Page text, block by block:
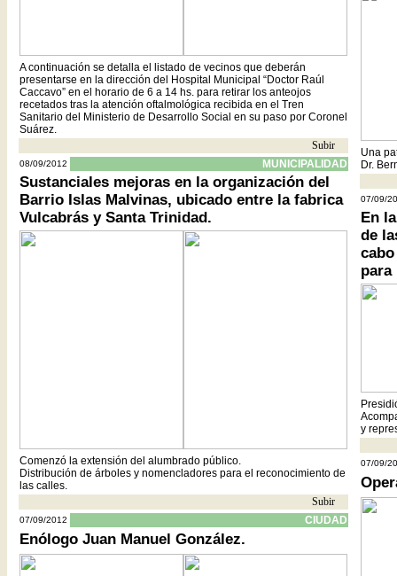
A continuación se detalla el listado de vecinos que deberán
presentarse en la dirección del Hospital Municipal “Doctor Raúl
Caccavo” en el horario de 6 a 14 hs. para retirar los anteojos
recetados tras la atención oftalmológica recibida en el Tren
Sanitario del Ministerio de Desarrollo Social en su paso por Coronel
Suárez.
Subir
08/09/2012 MUNICIPALIDAD
Sustanciales mejoras en la organización del
Barrio Islas Malvinas, ubicado entre la fabrica
Vulcabrás y Santa Trinidad.
Comenzó la extensión del alumbrado público.
Distribución de árboles y nomencladores para el reconocimiento de
las calles.
Subir
07/09/2012 CIUDAD
Enólogo Juan Manuel González.
Una
Dr.
07/09/
En
de
para
y
07/09/